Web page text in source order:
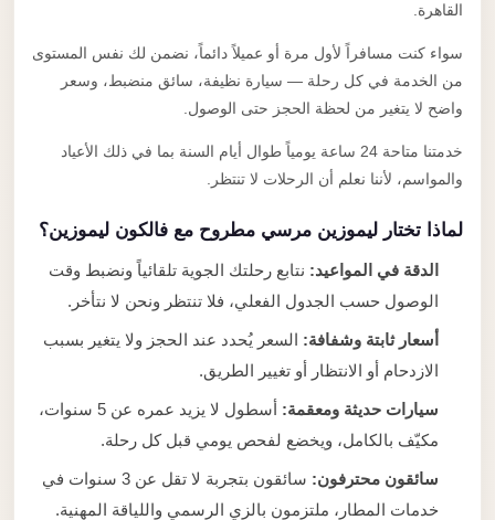
القاهرة.
سواء كنت مسافراً لأول مرة أو عميلاً دائماً، نضمن لك نفس المستوى
من الخدمة في كل رحلة — سيارة نظيفة، سائق منضبط، وسعر
واضح لا يتغير من لحظة الحجز حتى الوصول.
خدمتنا متاحة 24 ساعة يومياً طوال أيام السنة بما في ذلك الأعياد
والمواسم، لأننا نعلم أن الرحلات لا تنتظر.
لماذا تختار ليموزين مرسي مطروح مع فالكون ليموزين؟
الدقة في المواعيد:نتابع رحلتك الجوية تلقائياً ونضبط وقت
الوصول حسب الجدول الفعلي، فلا تنتظر ونحن لا نتأخر.
أسعار ثابتة وشفافة:السعر يُحدد عند الحجز ولا يتغير بسبب
الازدحام أو الانتظار أو تغيير الطريق.
سيارات حديثة ومعقمة:
أسطول لا يزيد عمره عن 5 سنوات،
مكيّف بالكامل، ويخضع لفحص يومي قبل كل رحلة.
سائقون محترفون:
سائقون بتجربة لا تقل عن 3 سنوات في
خدمات المطار، ملتزمون بالزي الرسمي واللياقة المهنية.